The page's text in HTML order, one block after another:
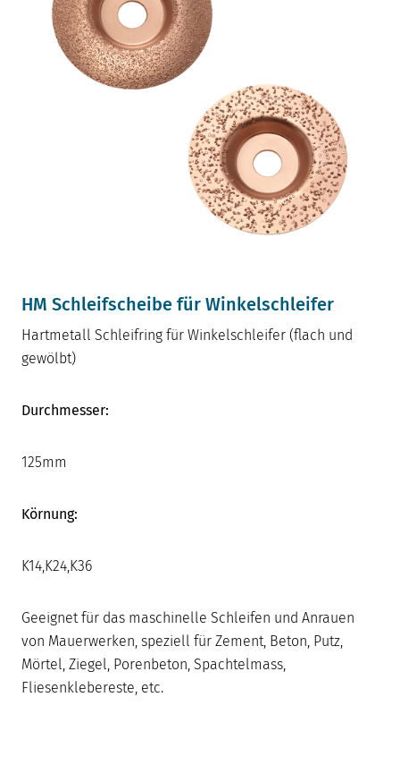
HM Schleifscheibe für Winkelschleifer
Hartmetall Schleifring für Winkelschleifer (flach und
gewölbt)
Durchmesser:
125mm
Körnung:
K14,K24,K36
Geeignet für das maschinelle Schleifen und Anrauen
von Mauerwerken, speziell für Zement, Beton, Putz,
Mörtel, Ziegel, Porenbeton, Spachtelmass,
Fliesenklebereste, etc.